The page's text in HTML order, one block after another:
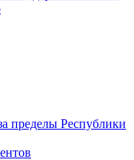
пределы Республики